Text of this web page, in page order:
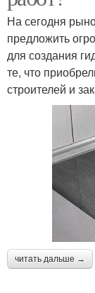
На сегодня
предложить
для создания
те, что
строителей и
читать дальше →